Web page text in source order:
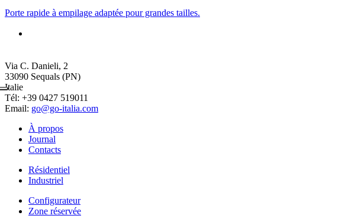
Porte rapide à empilage adaptée pour grandes tailles.
Via C. Danieli, 2
33090 Sequals (PN)
Italie
Tél: +39 0427 519011
Email: go@go-italia.com
À propos
Journal
Contacts
Résidentiel
Industriel
Configurateur
Zone réservée